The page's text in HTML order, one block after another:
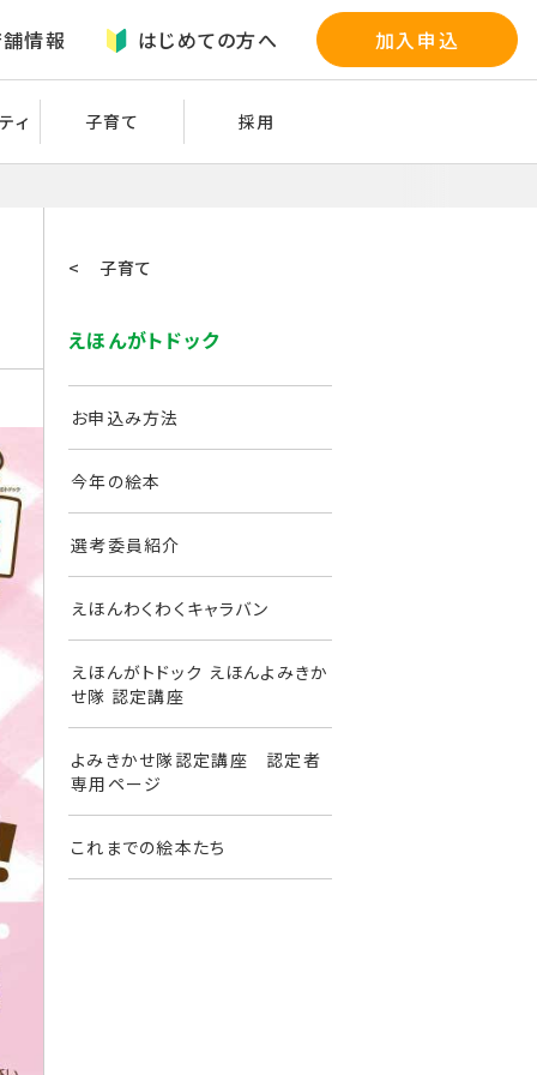
情報 はじめての方へ 加入申込
ィ 子育て 採用
< 子育て
えほんがトドック
お申込み方法
今年の絵本
選考委員紹介
えほんわくわくキャラバン
えほんがトドック えほんよみきか
せ隊 認定講座
よみきかせ隊認定講座 認定者
専用ページ
これまでの絵本たち